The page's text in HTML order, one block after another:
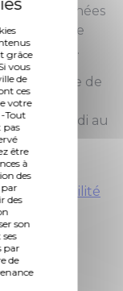
grâce
vous
de
ces
votre
Tout
pas
être
à
des
par
des
son
par
de
Les données
mesure de
l'Ad'AP.
de la Ville de
du lundi au
18 h et le
l'accessibilité